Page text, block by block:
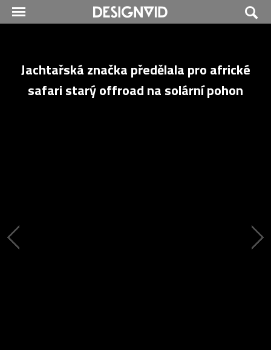
Jachtařská značka předělala pro africké
safari starý offroad na solární pohon